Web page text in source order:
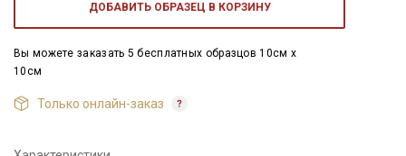
ДОБАВИТЬ ОБРАЗЕЦ В КОРЗИНУ
Вы можете заказать 5 бесплатных образцов 10см x
10см
Только онлайн-заказ